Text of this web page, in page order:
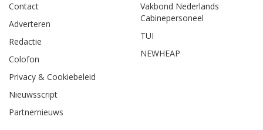
Contact
Adverteren
Redactie
Colofon
Privacy & Cookiebeleid
Nieuwsscript
Partnernieuws
Vakbond Nederlands
Cabinepersoneel
TUI
NEWHEAP